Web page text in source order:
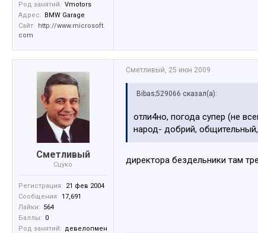
Род занятий: Vmotors
Адрес: BMW Garage
Сайт: http://www.microsoft.
com
Сметливый
Сцуко
Регистрация: 21 фев 2004
Сообщения: 17,691
Лайки: 564
Баллы: 0
Род занятий: девелопмен
Сметливый, 25 июн 2009
Bibas;529066 сказал(а):
отли4но, погода супер (не
народ- добрий,
директора бездельники там